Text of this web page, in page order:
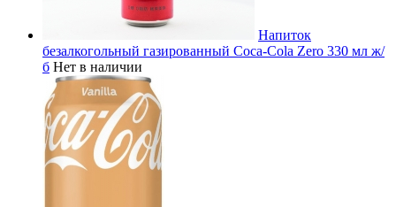
Напиток
безалкогольный газированный Coca-Cola Zero 330 мл ж/
б Нет в наличии